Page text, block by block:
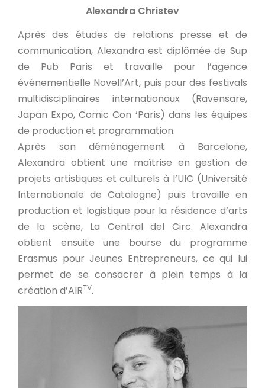
Alexandra Christev
Après des études de relations presse et de
communication, Alexandra est diplômée de Sup
de Pub Paris et travaille pour l’agence
événementielle Novell’Art, puis pour des festivals
multidisciplinaires internationaux (Ravensare,
Japan Expo, Comic Con ‘Paris) dans les équipes
de production et programmation.
Après son déménagement à Barcelone,
Alexandra obtient une maîtrise en gestion de
projets artistiques et culturels à l’UIC (Université
Internationale de Catalogne) puis travaille en
production et logistique pour la résidence d’arts
de la scène, La Central del Circ. Alexandra
obtient ensuite une bourse du programme
Erasmus pour Jeunes Entrepreneurs, ce qui lui
permet de se consacrer à plein temps à la
création d’AIRTV.